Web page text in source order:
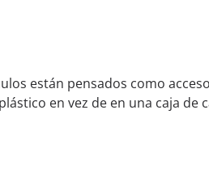
están pensados como
en vez de en una caja de